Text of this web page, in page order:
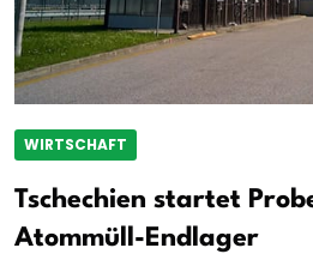
WIRTSCHAFT
Tschechien startet
Atommüll-Endlager